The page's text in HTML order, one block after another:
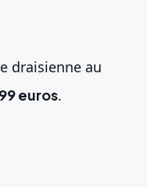
draisienne au
euros.